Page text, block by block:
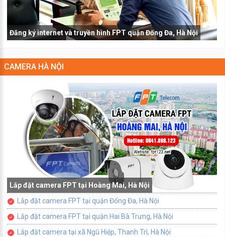
Đăng ký internet và truyền hình FPT quận Đống Đa, Hà Nội
CAMERA HÀ NỘI
Lắp đặt camera FPT tại Hoàng Mai, Hà Nội
Lắp đặt camera FPT tại quận Đống Đa, Hà Nội
Lắp đặt camera FPT tại quận Hai Bà Trưng, Hà Nội
Lắp đặt camera tại xã Ngũ Hiệp, Thanh Trì, Hà Nội